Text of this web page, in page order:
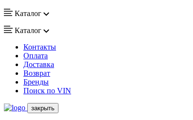
Каталог
Каталог
Контакты
Оплата
Доставка
Возврат
Бренды
Поиск по VIN
закрыть